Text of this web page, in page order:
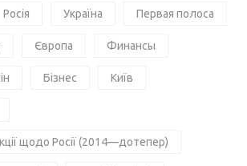
Росія Україна Первая полоса
Європа Финансы
Бізнес Київ
щодо Росії (2014—дотепер)